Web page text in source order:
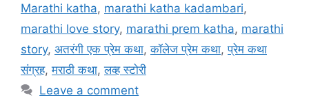
Marathi katha, marathi katha kadambari,
marathi love story, marathi prem katha, marathi
story, अतरंगी एक प्रेम कथा,कॉलेज प्रेम कथा,प्रेम कथा
संग्रह,मराठी कथा,लव्ह स्टोरी
Leave a comment